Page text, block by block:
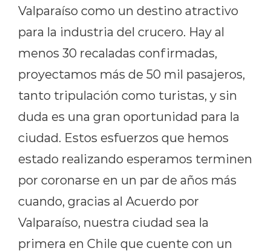
Valparaíso como un destino atractivo
para la industria del crucero. Hay al
menos 30 recaladas confirmadas,
proyectamos más de 50 mil pasajeros,
tanto tripulación como turistas, y sin
duda es una gran oportunidad para la
ciudad. Estos esfuerzos que hemos
estado realizando esperamos terminen
por coronarse en un par de años más
cuando, gracias al Acuerdo por
Valparaíso, nuestra ciudad sea la
primera en Chile que cuente con un